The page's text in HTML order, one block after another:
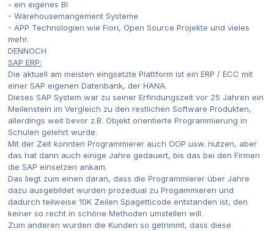
- ein eigenes BI
- Warehousemangement Systeme
- APP Technologien wie Fiori, Open Source Projekte und vieles
mehr.
DENNOCH
SAP ERP:
Die aktuell am meisten eingsetzte Plattform ist ein ERP / ECC mit
einer SAP eigenen Datenbank, der HANA.
Dieses SAP System war zu seiner Erfindungszeit vor 25 Jahren ein
Meilenstein im Vergleich zu den restlichen Software Produkten,
allerdings weit bevor z.B. Objekt orientierte Programmierung in
Schulen gelehrt wurde.
Mit der Zeit konnten Programmierer auch OOP usw. nutzen, aber
das hat dann auch einige Jahre gedauert, bis das bei den Firmen
die SAP einsetzen ankam.
Das liegt zum einen daran, dass die Programmierer über Jahre
dazu ausgebildet wurden prozedual zu Progammieren und
dadurch teilweise 10K Zeilen Spagetticode entstanden ist, den
keiner so recht in schöne Methoden umstellen will.
Zum anderen wurden die Kunden so getrimmt, dass diese